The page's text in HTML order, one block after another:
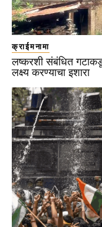
क्राईमनामा
लष्करशी संबंधित
लक्ष्य करण्याचा इशारा